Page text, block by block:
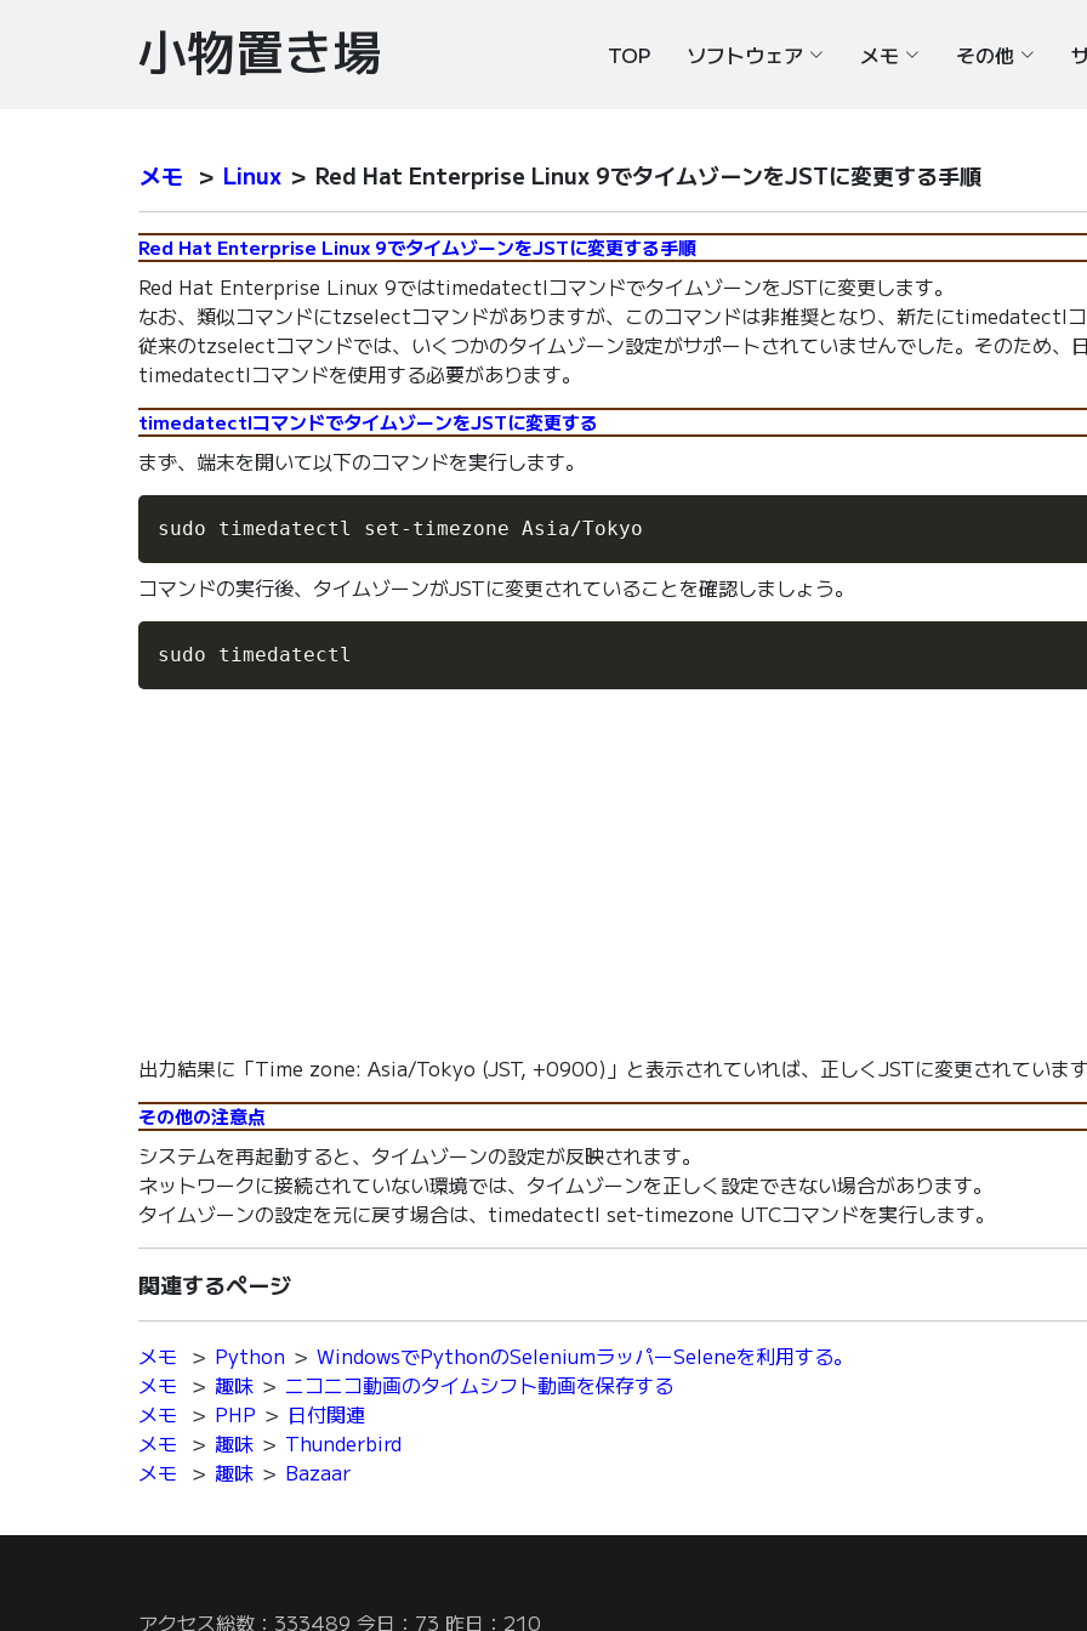
小物置き場 TOP ソフトウェア メモ その他
メモ ＞ Linux ＞ Red Hat Enterprise Linux 9でタイムゾーンをJSTに変更する手順
Red Hat Enterprise Linux 9でタイムゾーンをJSTに変更する手順
Red Hat Enterprise Linux 9ではtimedatectlコマンドでタイムゾーンをJSTに変更します。
なお、類似コマンドにtzselectコマンドがありますが、このコマンドは非推奨となり、新たにtimedatectlコ
従来のtzselectコマンドでは、いくつかのタイムゾーン設定がサポートされていませんでした。そのため、
timedatectlコマンドを使用する必要があります。
timedatectlコマンドでタイムゾーンをJSTに変更する
まず、端末を開いて以下のコマンドを実行します。
sudo timedatectl set-timezone Asia/Tokyo
コマンドの実行後、タイムゾーンがJSTに変更されていることを確認しましょう。
sudo timedatectl
出力結果に「Time zone: Asia/Tokyo (JST, +0900)」と表示されていれば、正しくJSTに変更されています
その他の注意点
システムを再起動すると、タイムゾーンの設定が反映されます。
ネットワークに接続されていない環境では、タイムゾーンを正しく設定できない場合があります。
タイムゾーンの設定を元に戻す場合は、timedatectl set-timezone UTCコマンドを実行します。
関連するページ
メモ ＞ Python ＞ WindowsでPythonのSeleniumラッパーSeleneを利用する。
メモ ＞ 趣味 ＞ ニコニコ動画のタイムシフト動画を保存する
メモ ＞ PHP ＞ 日付関連
メモ ＞ 趣味 ＞ Thunderbird
メモ ＞ 趣味 ＞ Bazaar
アクセス総数：333489 今日：73 昨日：210